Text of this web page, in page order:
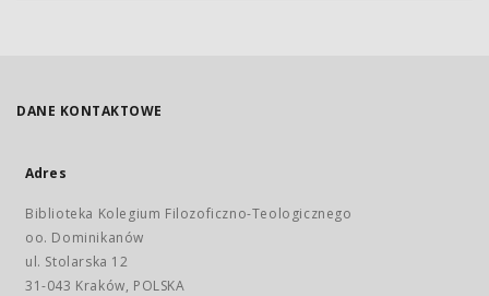
DANE KONTAKTOWE
Adres
Biblioteka Kolegium Filozoficzno-Teologicznego
oo. Dominikanów
ul. Stolarska 12
31-043 Kraków, POLSKA